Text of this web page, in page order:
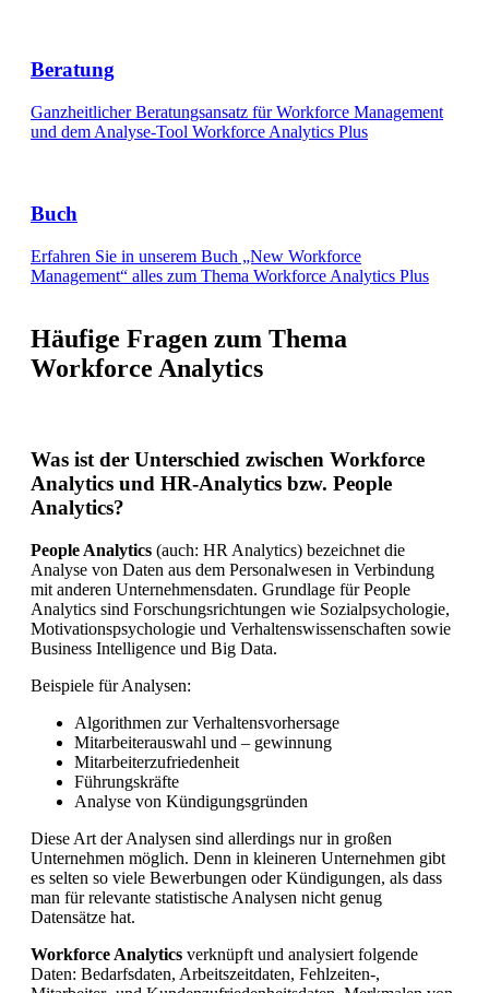
Beratung
Ganzheitlicher Beratungsansatz für Workforce Management
und dem Analyse-Tool Workforce Analytics Plus
Buch
Erfahren Sie in unserem Buch „New Workforce
Management“ alles zum Thema Workforce Analytics Plus
Häufige Fragen zum Thema
Workforce Analytics
Was ist der Unterschied zwischen Workforce
Analytics und HR-Analytics bzw. People
Analytics?
People Analytics (auch: HR Analytics) bezeichnet die
Analyse von Daten aus dem Personalwesen in Verbindung
mit anderen Unternehmensdaten. Grundlage für People
Analytics sind Forschungsrichtungen wie Sozialpsychologie,
Motivationspsychologie und Verhaltenswissenschaften sowie
Business Intelligence und Big Data.
Beispiele für Analysen:
Algorithmen zur Verhaltensvorhersage
Mitarbeiterauswahl und – gewinnung
Mitarbeiterzufriedenheit
Führungskräfte
Analyse von Kündigungsgründen
Diese Art der Analysen sind allerdings nur in großen
Unternehmen möglich. Denn in kleineren Unternehmen gibt
es selten so viele Bewerbungen oder Kündigungen, als dass
man für relevante statistische Analysen nicht genug
Datensätze hat.
Workforce Analytics verknüpft und analysiert folgende
Daten: Bedarfsdaten, Arbeitszeitdaten, Fehlzeiten-,